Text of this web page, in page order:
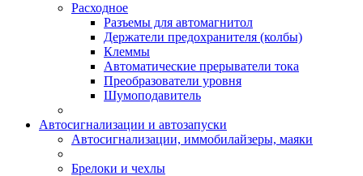
Расходное
Разъемы для автомагнитол
Держатели предохранителя (колбы)
Клеммы
Автоматические прерыватели тока
Преобразователи уровня
Шумоподавитель
Автосигнализации и автозапуски
Автосигнализации, иммобилайзеры, маяки
Брелоки и чехлы